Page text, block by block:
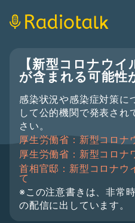
【新型コロナウ
が含まれる可能性
感染状況や感染症対策に
して公的機関で発表され
さい。
厚生労働省：新型コロナ
厚生労働省：新型コロナ
首相官邸：新型コロナウ
て
※この注意書きは、非常
の配信に出しています。